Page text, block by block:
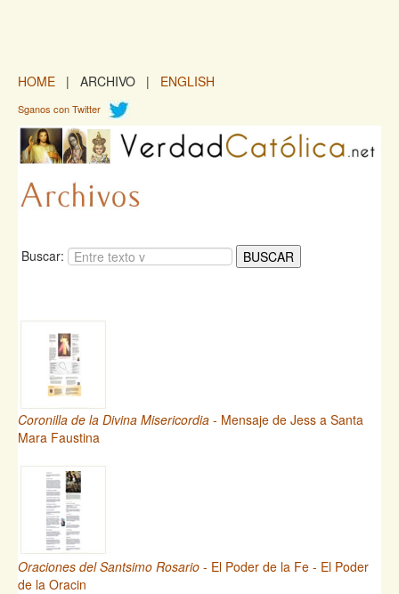
HOME | ARCHIVO | ENGLISH
Sganos con Twitter
Buscar:
Coronilla de la Divina Misericordia - Mensaje de Jess a Santa
Mara Faustina
Oraciones del Santsimo Rosario - El Poder de la Fe - El Poder
de la Oracin